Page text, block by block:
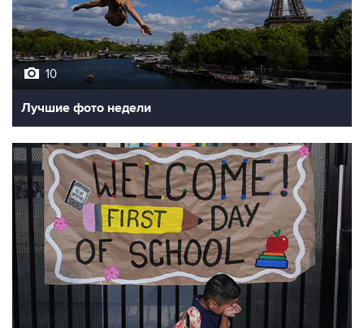
10
Лучшие фото недели
10